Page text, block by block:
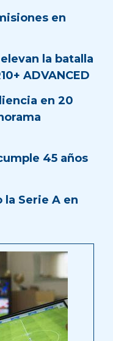
en
la batalla
ADVANCED
en 20
45 años
Serie A en